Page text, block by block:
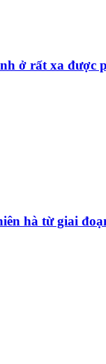
ở rất xa được
hà từ giai